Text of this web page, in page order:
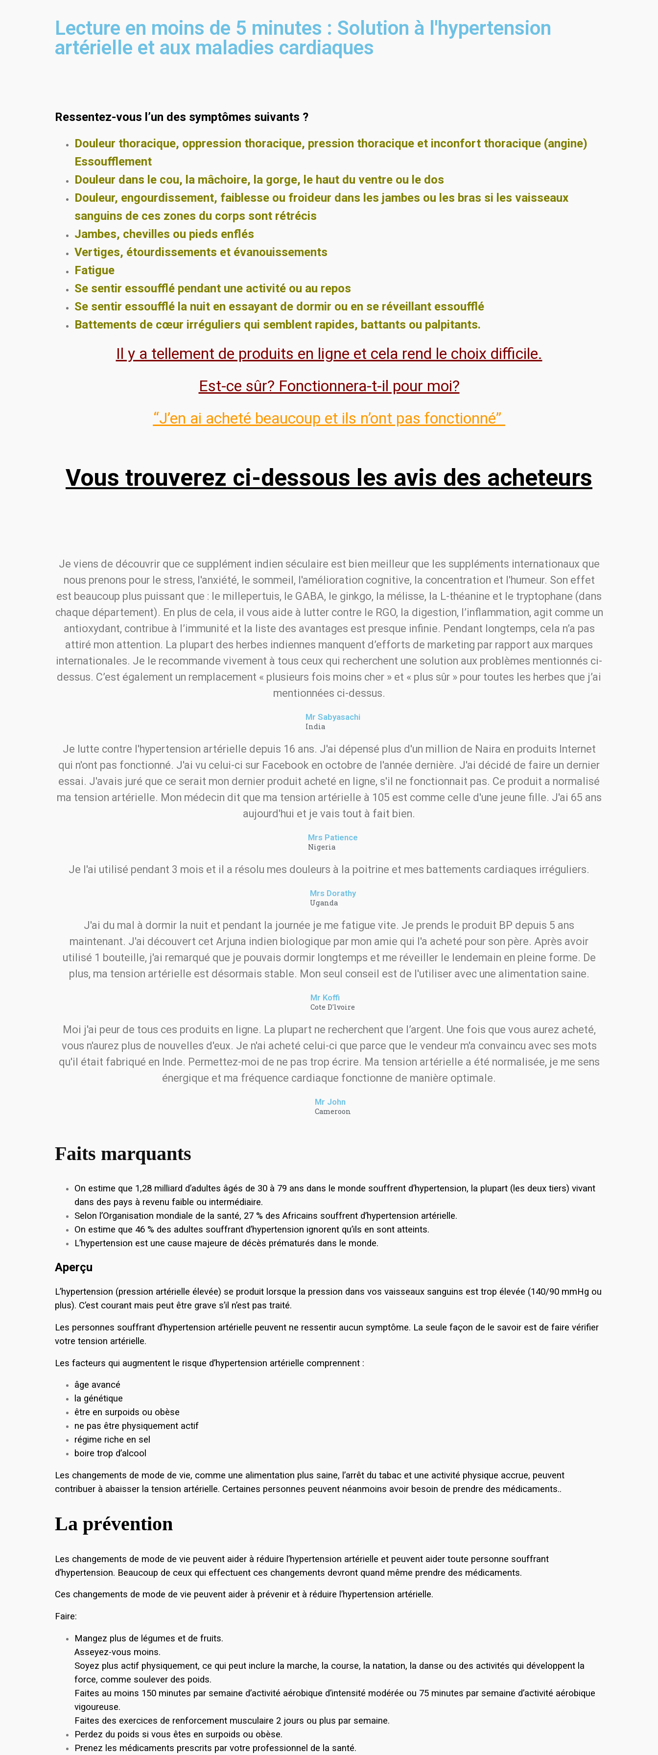
Lecture en moins de 5 minutes : Solution à l'hypertension
artérielle et aux maladies cardiaques
Ressentez-vous l’un des symptômes suivants ?
Douleur thoracique, oppression thoracique, pression thoracique et inconfort thoracique (angine)
Essoufflement
Douleur dans le cou, la mâchoire, la gorge, le haut du ventre ou le dos
Douleur, engourdissement, faiblesse ou froideur dans les jambes ou les bras si les vaisseaux
sanguins de ces zones du corps sont rétrécis
Jambes, chevilles ou pieds enflés
Vertiges, étourdissements et évanouissements
Fatigue
Se sentir essoufflé pendant une activité ou au repos
Se sentir essoufflé la nuit en essayant de dormir ou en se réveillant essoufflé
Battements de cœur irréguliers qui semblent rapides, battants ou palpitants.
Il y a tellement de produits en ligne et cela rend le choix difficile.
Est-ce sûr? Fonctionnera-t-il pour moi?
“J’en ai acheté beaucoup et ils n’ont pas fonctionné”
Vous trouverez ci-dessous les avis des acheteurs
Je viens de découvrir que ce supplément indien séculaire est bien meilleur que les suppléments internationaux que
nous prenons pour le stress, l'anxiété, le sommeil, l'amélioration cognitive, la concentration et l'humeur. Son effet
est beaucoup plus puissant que : le millepertuis, le GABA, le ginkgo, la mélisse, la L-théanine et le tryptophane (dans
chaque département). En plus de cela, il vous aide à lutter contre le RGO, la digestion, l’inflammation, agit comme un
antioxydant, contribue à l’immunité et la liste des avantages est presque infinie. Pendant longtemps, cela n’a pas
attiré mon attention. La plupart des herbes indiennes manquent d’efforts de marketing par rapport aux marques
internationales. Je le recommande vivement à tous ceux qui recherchent une solution aux problèmes mentionnés ci-
dessus. C’est également un remplacement « plusieurs fois moins cher » et « plus sûr » pour toutes les herbes que j’ai
mentionnées ci-dessus.
Mr Sabyasachi
India
Je lutte contre l'hypertension artérielle depuis 16 ans. J'ai dépensé plus d'un million de Naira en produits Internet
qui n'ont pas fonctionné. J'ai vu celui-ci sur Facebook en octobre de l'année dernière. J'ai décidé de faire un dernier
essai. J'avais juré que ce serait mon dernier produit acheté en ligne, s'il ne fonctionnait pas. Ce produit a normalisé
ma tension artérielle. Mon médecin dit que ma tension artérielle à 105 est comme celle d'une jeune fille. J'ai 65 ans
aujourd'hui et je vais tout à fait bien.
Mrs Patience
Nigeria
Je l'ai utilisé pendant 3 mois et il a résolu mes douleurs à la poitrine et mes battements cardiaques irréguliers.
Mrs Dorathy
Uganda
J'ai du mal à dormir la nuit et pendant la journée je me fatigue vite. Je prends le produit BP depuis 5 ans
maintenant. J'ai découvert cet Arjuna indien biologique par mon amie qui l'a acheté pour son père. Après avoir
utilisé 1 bouteille, j'ai remarqué que je pouvais dormir longtemps et me réveiller le lendemain en pleine forme. De
plus, ma tension artérielle est désormais stable. Mon seul conseil est de l'utiliser avec une alimentation saine.
Mr Koffi
Cote D'lvoire
Moi j'ai peur de tous ces produits en ligne. La plupart ne recherchent que l’argent. Une fois que vous aurez acheté,
vous n'aurez plus de nouvelles d'eux. Je n'ai acheté celui-ci que parce que le vendeur m'a convaincu avec ses mots
qu'il était fabriqué en Inde. Permettez-moi de ne pas trop écrire. Ma tension artérielle a été normalisée, je me sens
énergique et ma fréquence cardiaque fonctionne de manière optimale.
Mr John
Cameroon
Faits marquants
On estime que 1,28 milliard d’adultes âgés de 30 à 79 ans dans le monde souffrent d’hypertension, la plupart (les deux tiers) vivant
dans des pays à revenu faible ou intermédiaire.
Selon l’Organisation mondiale de la santé, 27 % des Africains souffrent d’hypertension artérielle.
On estime que 46 % des adultes souffrant d’hypertension ignorent qu’ils en sont atteints.
L’hypertension est une cause majeure de décès prématurés dans le monde.
Aperçu
L’hypertension (pression artérielle élevée) se produit lorsque la pression dans vos vaisseaux sanguins est trop élevée (140/90 mmHg ou
plus). C’est courant mais peut être grave s’il n’est pas traité.
Les personnes souffrant d’hypertension artérielle peuvent ne ressentir aucun symptôme. La seule façon de le savoir est de faire vérifier
votre tension artérielle.
Les facteurs qui augmentent le risque d’hypertension artérielle comprennent :
âge avancé
la génétique
être en surpoids ou obèse
ne pas être physiquement actif
régime riche en sel
boire trop d’alcool
Les changements de mode de vie, comme une alimentation plus saine, l’arrêt du tabac et une activité physique accrue, peuvent
contribuer à abaisser la tension artérielle. Certaines personnes peuvent néanmoins avoir besoin de prendre des médicaments..
La prévention
Les changements de mode de vie peuvent aider à réduire l’hypertension artérielle et peuvent aider toute personne souffrant
d’hypertension. Beaucoup de ceux qui effectuent ces changements devront quand même prendre des médicaments.
Ces changements de mode de vie peuvent aider à prévenir et à réduire l’hypertension artérielle.
Faire:
Mangez plus de légumes et de fruits.
Asseyez-vous moins.
Soyez plus actif physiquement, ce qui peut inclure la marche, la course, la natation, la danse ou des activités qui développent la
force, comme soulever des poids.
Faites au moins 150 minutes par semaine d’activité aérobique d’intensité modérée ou 75 minutes par semaine d’activité aérobique
vigoureuse.
Faites des exercices de renforcement musculaire 2 jours ou plus par semaine.
Perdez du poids si vous êtes en surpoids ou obèse.
Prenez les médicaments prescrits par votre professionnel de la santé.